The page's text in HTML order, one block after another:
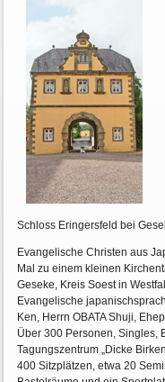
Schloss Eringersfeld bei
Evangelische Christen aus
Mal zu einem kleinen
Geseke, Kreis Soest in
Evangelische
Ken, Herrn OBATA Shuji,
Über 300 Personen, Singles,
Tagungszentrum „Dicke
400 Sitzplätzen, etwa 20